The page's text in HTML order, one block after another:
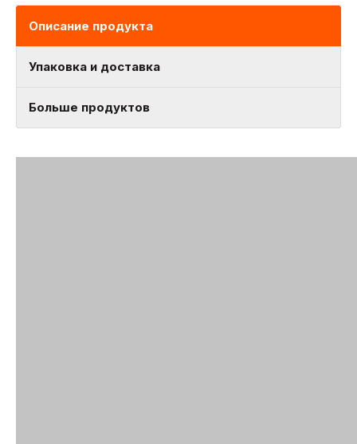
Описание продукта
Упаковка и доставка
Больше продуктов